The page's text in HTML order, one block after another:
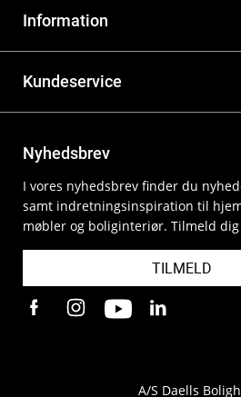
Information
Kundeservice
Nyhedsbrev
I vores nyhedsbrev finder du
samt indretningsinspiration til
møbler og boliginteriør. Tilmeld
TILMELD
A/S Daells